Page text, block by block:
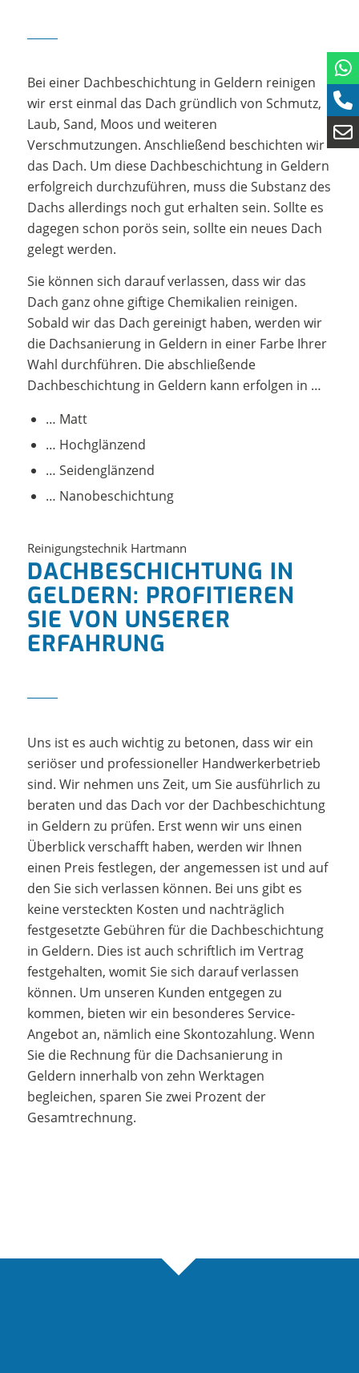
Bei einer Dachbeschichtung in Geldern reinigen
wir erst einmal das Dach gründlich von Schmutz,
Laub, Sand, Moos und weiteren
Verschmutzungen. Anschließend beschichten wir
das Dach. Um diese Dachbeschichtung in Geldern
erfolgreich durchzuführen, muss die Substanz des
Dachs allerdings noch gut erhalten sein. Sollte es
dagegen schon porös sein, sollte ein neues Dach
gelegt werden.
Sie können sich darauf verlassen, dass wir das
Dach ganz ohne giftige Chemikalien reinigen.
Sobald wir das Dach gereinigt haben, werden wir
die Dachsanierung in Geldern in einer Farbe Ihrer
Wahl durchführen. Die abschließende
Dachbeschichtung in Geldern kann erfolgen in …
… Matt
… Hochglänzend
… Seidenglänzend
… Nanobeschichtung
Reinigungstechnik Hartmann
DACHBESCHICHTUNG IN
GELDERN: PROFITIEREN
SIE VON UNSERER
ERFAHRUNG
Uns ist es auch wichtig zu betonen, dass wir ein
seriöser und professioneller Handwerkerbetrieb
sind. Wir nehmen uns Zeit, um Sie ausführlich zu
beraten und das Dach vor der Dachbeschichtung
in Geldern zu prüfen. Erst wenn wir uns einen
Überblick verschafft haben, werden wir Ihnen
einen Preis festlegen, der angemessen ist und auf
den Sie sich verlassen können. Bei uns gibt es
keine versteckten Kosten und nachträglich
festgesetzte Gebühren für die Dachbeschichtung
in Geldern. Dies ist auch schriftlich im Vertrag
festgehalten, womit Sie sich darauf verlassen
können. Um unseren Kunden entgegen zu
kommen, bieten wir ein besonderes Service-
Angebot an, nämlich eine Skontozahlung. Wenn
Sie die Rechnung für die Dachsanierung in
Geldern innerhalb von zehn Werktagen
begleichen, sparen Sie zwei Prozent der
Gesamtrechnung.